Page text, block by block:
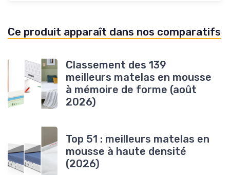
Ce produit apparaît dans nos comparatifs
Classement des 139
meilleurs matelas en mousse
à mémoire de forme (août
2026)
Top 51 : meilleurs matelas en
mousse à haute densité
(2026)